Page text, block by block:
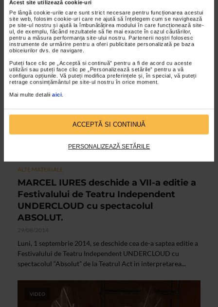
Acest site utilizează cookie-uri
Pe lângă cookie-urile care sunt strict necesare pentru funcționarea acestui
site web, folosim cookie-uri care ne ajută să înțelegem cum se navighează
pe site-ul nostru și ajută la îmbunătățirea modului în care funcționează site-
ul, de exemplu, făcând rezultatele să fie mai exacte în cazul căutărilor,
pentru a măsura performanța site-ului nostru. Partenerii noștri folosesc
instrumente de urmărire pentru a oferi publicitate personalizată pe baza
obiceiurilor dvs. de navigare.
Puteți face clic pe „Acceptă si continuă” pentru a fi de acord cu aceste
utilizări sau puteți face clic pe „Personalizează setările” pentru a vă
configura opțiunile. Vă puteți modifica preferințele și, în special, vă puteți
retrage consimțământul pe site-ul nostru în orice moment.
Mai multe detalii aici
ACCEPTĂ SI CONTINUĂ
PERSONALIZEAZĂ SETĂRILE
ALTE MATERIALE
MARCEL IURES deschide a VII-a editie a
Festivalului de Teatru Independent
UNDERCLOUD cu spectacolul
ABSOLUT.
29/08/2014
Luni, 1 septembrie 2014, se deschide cea de-a saptea editie a
Festivalului de Teatru Independent UNDERCLOUD cu
spectacolul “Absolut” de la Teatrul Act in interpretarea...
VIDEO